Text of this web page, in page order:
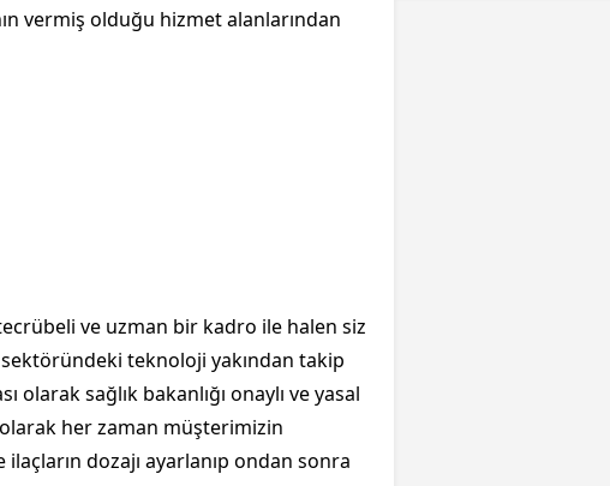
vermiş olduğu hizmet alanlarından
ve uzman bir kadro ile halen siz
teknoloji yakından takip
sağlık bakanlığı onaylı ve yasal
her zaman müşterimizin
dozajı ayarlanıp ondan sonra